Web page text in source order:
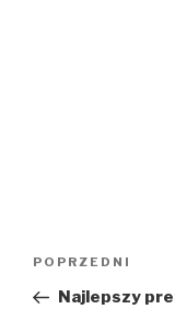
Poprzedni
wpis
POPRZEDNI
Najlepszy